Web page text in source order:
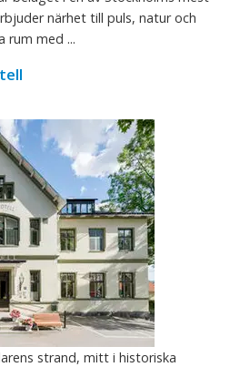
närhet till puls, natur och
rum med ...
strand, mitt i historiska